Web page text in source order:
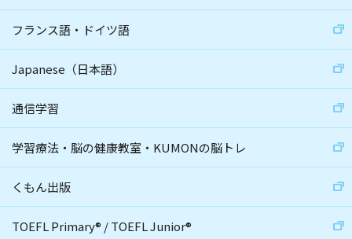
フランス語・ドイツ語
Japanese（日本語）
通信学習
学習療法・脳の健康教室・KUMONの脳トレ
くもん出版
TOEFL Primary® /TOEFL Junior®